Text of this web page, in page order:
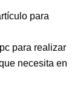
para
para realizar
necesita en